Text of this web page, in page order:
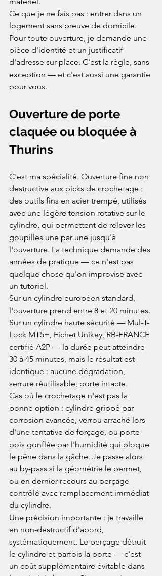
Ce que je ne fais pas : entrer dans un
logement sans preuve de domicile.
Pour toute ouverture, je demande une
pièce d'identité et un justificatif
d'adresse sur place. C'est la règle, sans
exception — et c'est aussi une garantie
pour vous.
Ouverture de porte
claquée ou bloquée à
Thurins
C'est ma spécialité. Ouverture fine non
destructive aux picks de crochetage :
des outils fins en acier trempé, utilisés
avec une légère tension rotative sur le
cylindre, qui permettent de relever les
goupilles une par une jusqu'à
l'ouverture. La technique demande des
années de pratique — ce n'est pas
quelque chose qu'on improvise avec
un tutoriel.
Sur un cylindre européen standard,
l'ouverture prend entre 8 et 20 minutes.
Sur un cylindre haute sécurité — Mul-T-
Lock MT5+, Fichet Unikey, RB-FRANCE
certifié A2P — la durée peut atteindre
30 à 45 minutes, mais le résultat est
identique : aucune dégradation,
serrure réutilisable, porte intacte.
Cas où le crochetage n'est pas la
bonne option : cylindre grippé par
corrosion avancée, verrou arraché lors
d'une tentative de forçage, ou porte
bois gonflée par l'humidité qui bloque
le pêne dans la gâche. Je passe alors
au by-pass si la géométrie le permet,
ou en dernier recours au perçage
contrôlé avec remplacement immédiat
du cylindre.
Une précision importante : je travaille
en non-destructif d'abord,
systématiquement. Le perçage détruit
le cylindre et parfois la porte — c'est
un coût supplémentaire évitable dans